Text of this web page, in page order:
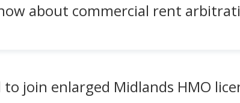
about commercial rent
join enlarged Midlands HMO